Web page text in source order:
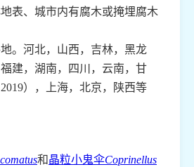
表、城市内有腐木或掩埋腐木
。河北，山西，吉林，黑龙
建，湖南，四川，云南，甘
），上海，北京，陕西等
和晶粒小鬼伞Coprinellus